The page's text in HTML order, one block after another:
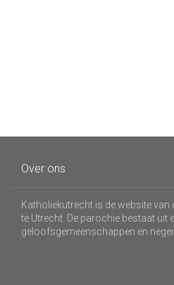
Over ons
Katholiekutrecht is de website
te Utrecht. De parochie bestaat uit
geloofsgemeenschappen en